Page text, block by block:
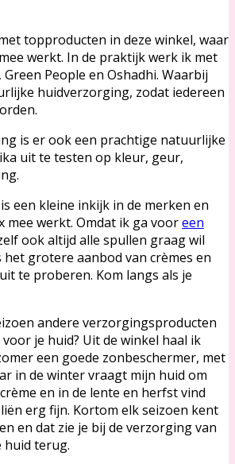
topproducten in deze winkel, waar
werkt. In de praktijk werk ik met
People en Oshadhi. Waarbij
huidverzorging, zodat iedereen
is er ook een prachtige natuurlijke
uit te testen op kleur, geur,
een kleine inkijk in de merken en
mee werkt. Omdat ik ga vooreen
ook altijd alle spullen graag wil
grotere aanbod van crèmes en
te proberen. Kom langs als je
andere verzorgingsproducten
je huid? Uit de winkel haal ik
een goede zonbeschermer, met
in de winter vraagt mijn huid om
en in de lente en herfst vind
erg fijn. Kortom elk seizoen kent
en dat zie je bij de verzorging van
huid terug.